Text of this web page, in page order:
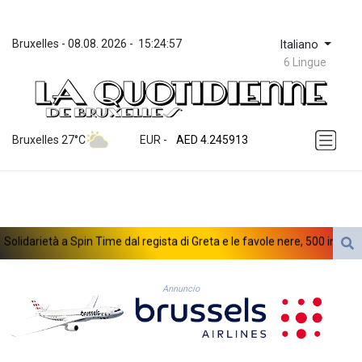
Bruxelles - 08.08. 2026 - 15:24:57 Italiano
6 Lingue
Bruxelles 27°C EUR -
ZWL 372.275202
AED 4.245913
AFN 76.887634
ARS 1724.882567
AUD 1.638747
AZN 1.97002
BAM 1.955776
BBD 2.321671
BDT 142.688227
a Spin Time dal regista di Greta e le favole nere, 500 ingressi
Annuncio